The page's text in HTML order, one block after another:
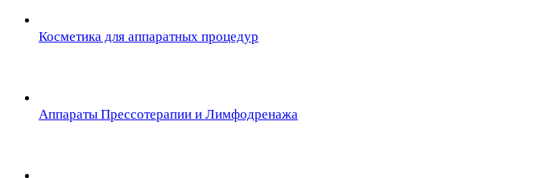
Косметика для аппаратных процедур
Аппараты Прессотерапии и Лимфодренажа